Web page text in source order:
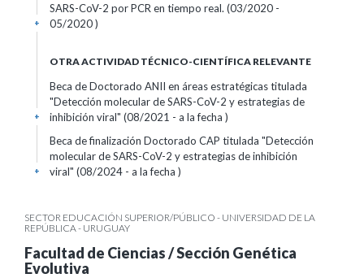
SARS-CoV-2 por PCR en tiempo real. (03/2020 -
05/2020 )
+
OTRA ACTIVIDAD TÉCNICO-CIENTÍFICA RELEVANTE
Beca de Doctorado ANII en áreas estratégicas titulada
"Detección molecular de SARS-CoV-2 y estrategias de
inhibición viral" (08/2021 - a la fecha )
+
Beca de finalización Doctorado CAP titulada "Detección
molecular de SARS-CoV-2 y estrategias de inhibición
viral" (08/2024 - a la fecha )
+
SECTOR EDUCACIÓN SUPERIOR/PÚBLICO - UNIVERSIDAD DE LA
REPÚBLICA - URUGUAY
Facultad de Ciencias / Sección Genética
Evolutiva